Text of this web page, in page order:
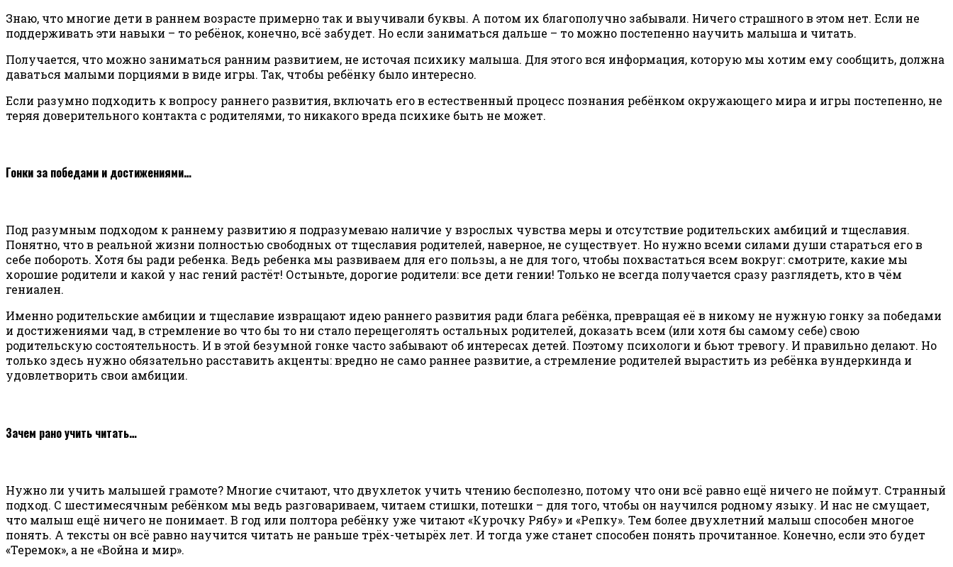
Знаю, что многие дети в раннем возрасте примерно так и выучивали буквы. А потом их благополучно забывали. Ничего страшного в этом нет. Если не
поддерживать эти навыки – то ребёнок, конечно, всё забудет. Но если заниматься дальше – то можно постепенно научить малыша и читать.
Получается, что можно заниматься ранним развитием, не источая психику малыша. Для этого вся информация, которую мы хотим ему сообщить, должна
даваться малыми порциями в виде игры. Так, чтобы ребёнку было интересно.
Если разумно подходить к вопросу раннего развития, включать его в естественный процесс познания ребёнком окружающего мира и игры постепенно, не
теряя доверительного контакта с родителями, то никакого вреда психике быть не может.
Гонки за победами и достижениями…
Под разумным подходом к раннему развитию я подразумеваю наличие у взрослых чувства меры и отсутствие родительских амбиций и тщеславия.
Понятно, что в реальной жизни полностью свободных от тщеславия родителей, наверное, не существует. Но нужно всеми силами души стараться его в
себе побороть. Хотя бы ради ребенка. Ведь ребенка мы развиваем для его пользы, а не для того, чтобы похвастаться всем вокруг: смотрите, какие мы
хорошие родители и какой у нас гений растёт! Остыньте, дорогие родители: все дети гении! Только не всегда получается сразу разглядеть, кто в чём
гениален.
Именно родительские амбиции и тщеславие извращают идею раннего развития ради блага ребёнка, превращая её в никому не нужную гонку за победами
и достижениями чад, в стремление во что бы то ни стало перещеголять остальных родителей, доказать всем (или хотя бы самому себе) свою
родительскую состоятельность. И в этой безумной гонке часто забывают об интересах детей. Поэтому психологи и бьют тревогу. И правильно делают. Но
только здесь нужно обязательно расставить акценты: вредно не само раннее развитие, а стремление родителей вырастить из ребёнка вундеркинда и
удовлетворить свои амбиции.
Зачем рано учить читать…
Нужно ли учить малышей грамоте? Многие считают, что двухлеток учить чтению бесполезно, потому что они всё равно ещё ничего не поймут. Странный
подход. С шестимесячным ребёнком мы ведь разговариваем, читаем стишки, потешки – для того, чтобы он научился родному языку. И нас не смущает,
что малыш ещё ничего не понимает. В год или полтора ребёнку уже читают «Курочку Рябу» и «Репку». Тем более двухлетний малыш способен многое
понять. А тексты он всё равно научится читать не раньше трёх-четырёх лет. И тогда уже станет способен понять прочитанное. Конечно, если это будет
«Теремок», а не «Война и мир».